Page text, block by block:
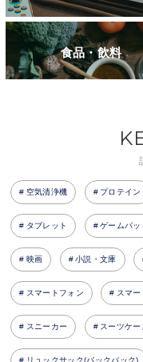
食品・飲料
空気清浄機 プロテイン
タブレット ゲームパッ
映画 小説・文庫
スマートフォン スマ
スニーカー スーツケー
リュックサック(バックパック)